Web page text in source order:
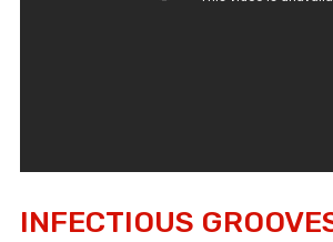
INFECTIOUS